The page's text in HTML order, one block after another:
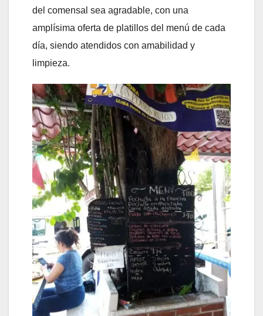
del comensal sea agradable, con una
amplísima oferta de platillos del menú de cada
día, siendo atendidos con amabilidad y
limpieza.